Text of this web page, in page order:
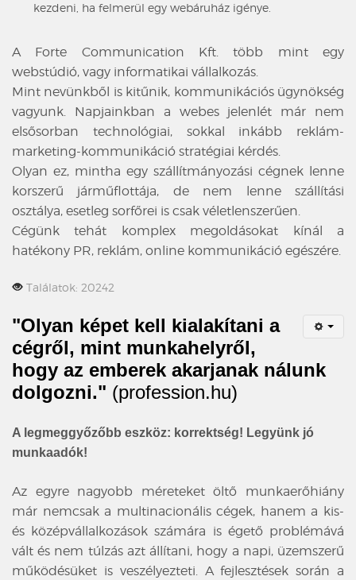
kezdeni, ha felmerül egy webáruház igénye.
A Forte Communication Kft. több mint egy
webstúdió, vagy informatikai vállalkozás.
Mint nevünkből is kitűnik, kommunikációs ügynökség
vagyunk. Napjainkban a webes jelenlét már nem
elsősorban technológiai, sokkal inkább reklám-
marketing-kommunikáció stratégiai kérdés.
Olyan ez, mintha egy szállítmányozási cégnek lenne
korszerű járműflottája, de nem lenne szállítási
osztálya, esetleg sorfőrei is csak véletlenszerűen.
Cégünk tehát komplex megoldásokat kínál a
hatékony PR, reklám, online kommunikáció egészére.
Találatok: 20242
"Olyan képet kell kialakítani a
cégről, mint munkahelyről,
hogy az emberek akarjanak nálunk
dolgozni." (profession.hu)
A legmeggyőzőbb eszköz: korrektség! Legyünk jó
munkaadók!
Az egyre nagyobb méreteket öltő munkaerőhiány
már nemcsak a multinacionális cégek, hanem a kis-
és középvállalkozások számára is égető problémává
vált és nem túlzás azt állítani, hogy a napi, üzemszerű
működésüket is veszélyezteti. A fejlesztések során a